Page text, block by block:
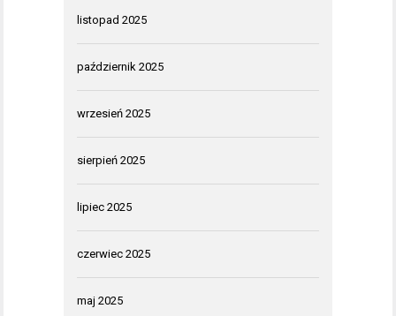
listopad 2025
październik 2025
wrzesień 2025
sierpień 2025
lipiec 2025
czerwiec 2025
maj 2025